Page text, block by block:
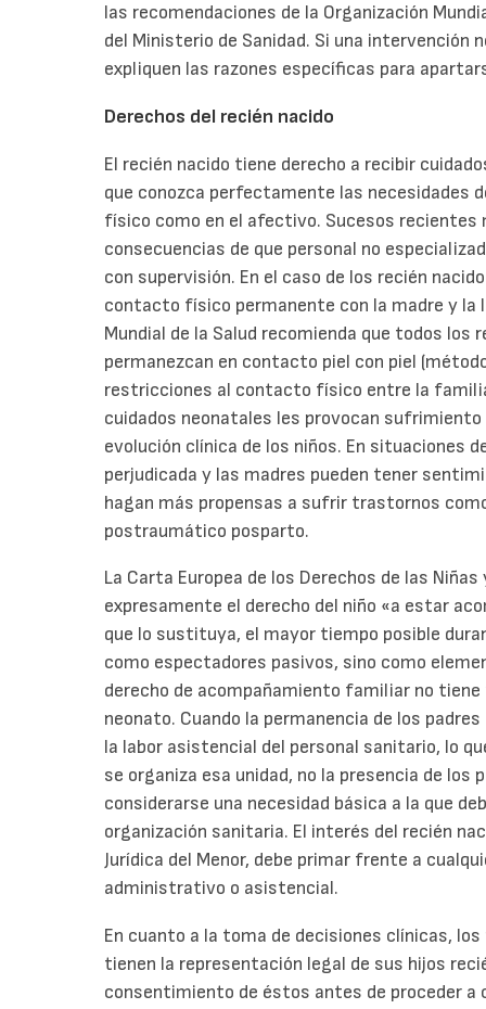
las recomendaciones de la Organización
del Ministerio de Sanidad. Si una intervención
expliquen las razones específicas para
Derechos del recién nacido
El recién nacido tiene derecho a recibir
que conozca perfectamente las necesidades
físico como en el afectivo. Sucesos
consecuencias de que personal no
con supervisión. En el caso de los recién
contacto físico permanente con la madre y la
Mundial de la Salud recomienda que todos los
permanezcan en contacto piel con piel
restricciones al contacto físico entre la
cuidados neonatales les provocan
evolución clínica de los niños. En situaciones
perjudicada y las madres pueden tener
hagan más propensas a sufrir trastornos
postraumático posparto.
La Carta Europea de los Derechos de las
expresamente el derecho del niño «a estar
que lo sustituya, el mayor tiempo posible
como espectadores pasivos, sino como
derecho de acompañamiento familiar no
neonato. Cuando la permanencia de los
la labor asistencial del personal sanitario, lo
se organiza esa unidad, no la presencia de los
considerarse una necesidad básica a la que
organización sanitaria. El interés del recién
Jurídica del Menor, debe primar frente a
administrativo o asistencial.
En cuanto a la toma de decisiones clínicas,
tienen la representación legal de sus hijos
consentimiento de éstos antes de proceder a